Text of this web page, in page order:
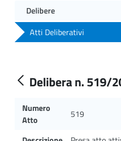
Delibere
Atti Deliberativi
Delibera n. 519/
Numero
Atto
519